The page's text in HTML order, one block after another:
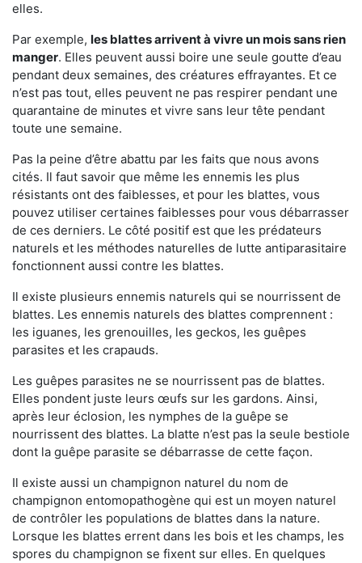
elles.
Par exemple, les blattes arrivent à vivre un mois sans rien
manger. Elles peuvent aussi boire une seule goutte d’eau
pendant deux semaines, des créatures effrayantes. Et ce
n’est pas tout, elles peuvent ne pas respirer pendant une
quarantaine de minutes et vivre sans leur tête pendant
toute une semaine.
Pas la peine d’être abattu par les faits que nous avons
cités. Il faut savoir que même les ennemis les plus
résistants ont des faiblesses, et pour les blattes, vous
pouvez utiliser certaines faiblesses pour vous débarrasser
de ces derniers. Le côté positif est que les prédateurs
naturels et les méthodes naturelles de lutte antiparasitaire
fonctionnent aussi contre les blattes.
Il existe plusieurs ennemis naturels qui se nourrissent de
blattes. Les ennemis naturels des blattes comprennent :
les iguanes, les grenouilles, les geckos, les guêpes
parasites et les crapauds.
Les guêpes parasites ne se nourrissent pas de blattes.
Elles pondent juste leurs œufs sur les gardons. Ainsi,
après leur éclosion, les nymphes de la guêpe se
nourrissent des blattes. La blatte n’est pas la seule bestiole
dont la guêpe parasite se débarrasse de cette façon.
Il existe aussi un champignon naturel du nom de
champignon entomopathogène qui est un moyen naturel
de contrôler les populations de blattes dans la nature.
Lorsque les blattes errent dans les bois et les champs, les
spores du champignon se fixent sur elles. En quelques